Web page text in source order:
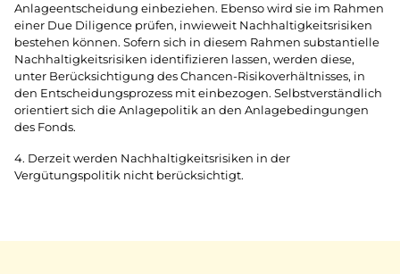
Anlageentscheidung einbeziehen. Ebenso wird sie im Rahmen
einer Due Diligence prüfen, inwieweit Nachhaltigkeitsrisiken
bestehen können. Sofern sich in diesem Rahmen substantielle
Nachhaltigkeitsrisiken identifizieren lassen, werden diese,
unter Berücksichtigung des Chancen-Risikoverhältnisses, in
den Entscheidungsprozess mit einbezogen. Selbstverständlich
orientiert sich die Anlagepolitik an den Anlagebedingungen
des Fonds.
4. Derzeit werden Nachhaltigkeitsrisiken in der
Vergütungspolitik nicht berücksichtigt.